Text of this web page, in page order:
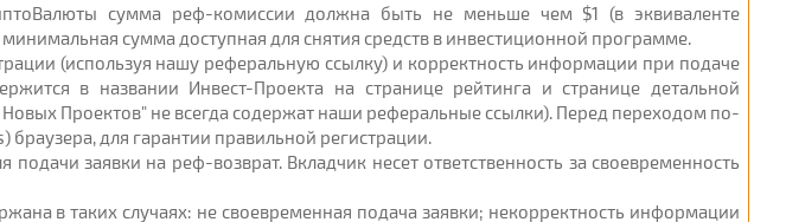
сумма реф-комиссии должна быть не меньше чем $1 (в эквиваленте
сумма доступная для снятия средств в инвестиционной программе.
(используя нашу реферальную ссылку) и корректность информации при подаче
в названии Инвест-Проекта на странице рейтинга и странице детальной
Проектов" не всегда содержат наши реферальные ссылки). Перед переходом по-
для гарантии правильной регистрации.
заявки на реф-возврат. Вкладчик несет ответственность за своевременность
в таких случаях: не своевременная подача заявки; некорректность информации